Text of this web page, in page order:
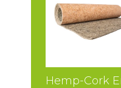
Hemp-Cork